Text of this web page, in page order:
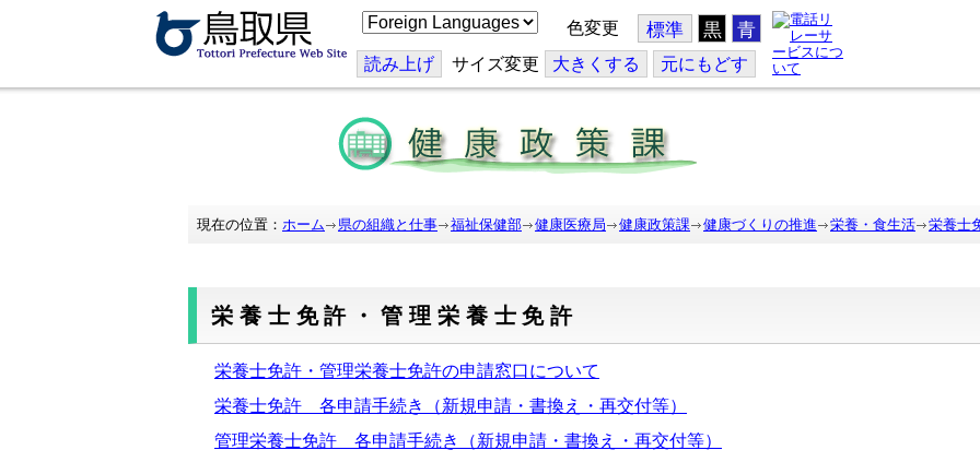
こ
の
ジ
を
訳
す
る
色変更 標準 黒 青
読み上げ サイズ変更 大きくする 元にもどす
現在の位置： ホーム 県の組織と仕事 福祉保健部 健康医療局 健康政策課 健康づくりの推進 栄養・食生活 栄養士
栄養士免許・管理栄養士免許
栄養士免許・管理栄養士免許の申請窓口について
栄養士免許 各申請手続き（新規申請・書換え・再交付等）
管理栄養士免許 各申請手続き
（新規申請・書換え・再交付等）